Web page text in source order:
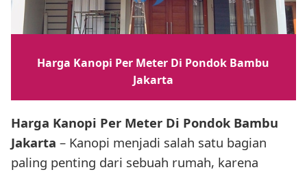
Harga Kanopi Per Meter Di Pondok Bambu
Jakarta
Harga Kanopi Per Meter Di Pondok Bambu
Jakarta – Kanopi menjadi salah satu bagian
paling penting dari sebuah rumah, karena